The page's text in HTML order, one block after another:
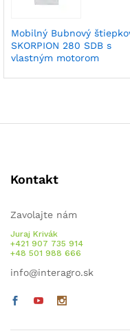
Mobilný Bubnový
SKORPION 280 SDB s
vlastným motorom
Kontakt
Zavolajte nám
Juraj Krivák
+421 907 735 914
+48 501 988 666
info@interagro.sk